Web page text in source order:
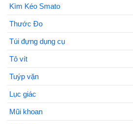
Kìm Kéo Smato
Thước Đo
Túi đựng dụng cụ
Tô vít
Tuýp vặn
Lục giác
Mũi khoan